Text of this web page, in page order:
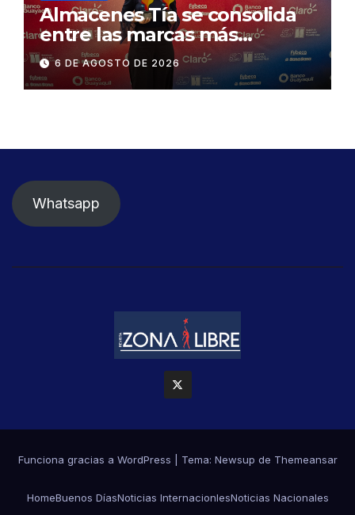
Almacenes Tía se consolida
entre las marcas más
influyentes del Ecuador
6 DE AGOSTO DE 2026
Whatsapp
Funciona gracias a WordPress Tema: Newsup de Themeansar
HomeBuenos DíasNoticias InternacionlesNoticias Nacionales